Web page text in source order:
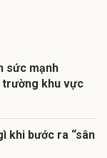
sức mạnh
khu vực
khi bước ra “sân